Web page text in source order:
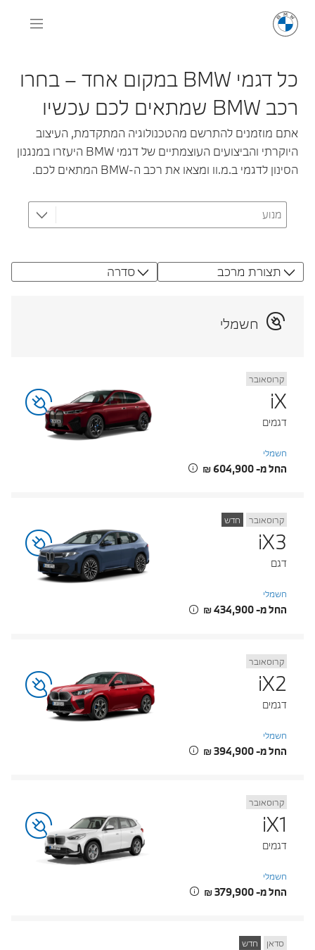
כל דגמי BMW במקום אחד – בחרו
רכב BMW שמתאים לכם עכשיו
אתם מוזמנים להתרשם מהטכנולוגיה המתקדמת, העיצוב
היוקרתי והביצועים העוצמתיים של דגמי BMW היעזרו במנגנון
הסינון לדגמי ב.מ.וו ומצאו את רכב ה-BMW המתאים לכם.
תצורת מרכב סדרה
חשמלי
קרוסאובר
iX
דגמים
חשמלי
החל מ- ‏604,900 ‏₪
קרוסאובר חדש
iX3
דגם
חשמלי
החל מ- ‏434,900 ‏₪
קרוסאובר
iX2
דגמים
חשמלי
החל מ- ‏394,900 ‏₪
קרוסאובר
iX1
דגמים
חשמלי
החל מ- ‏379,900 ‏₪
סדאן חדש